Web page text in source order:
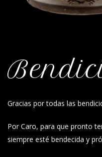
Gracias por todas las
Por Caro, para que pronto
siempre esté bendecida y